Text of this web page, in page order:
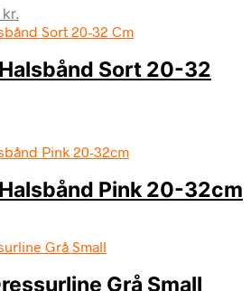
kr..
kr.
aktuelle
er:
95,00 kr..
Sort 20-32
Pink 20-32cm
Grå Small